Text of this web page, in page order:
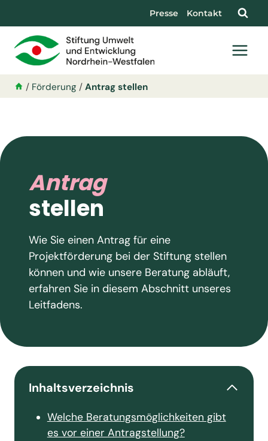
Presse Kontakt
/ Förderung / Antrag stellen
Antrag
stellen
Wie Sie einen Antrag für eine
Projektförderung bei der Stiftung stellen
können und wie unsere Beratung abläuft,
erfahren Sie in diesem Abschnitt unseres
Leitfadens.
Inhaltsverzeichnis
Welche Beratungsmöglichkeiten gibt
es vor einer Antragstellung?